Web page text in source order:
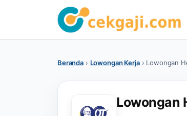
Beranda › Lowongan Kerja› Lowongan
Lowongan